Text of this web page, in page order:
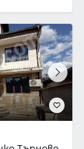
Next